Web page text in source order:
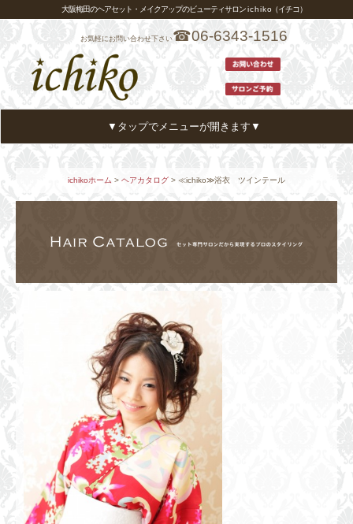
大阪梅田のヘアセット・メイクアップのビューティサロン i c h i k o（イチコ）
お気軽にお問い合わせ下さい☎06-6343-1516
▼タップでメニューが開きます▼
HAIR CATALOG
お客様の声
VOICE
ichikoホーム > ヘアカタログ > ≪ichiko≫浴衣 ツインテール